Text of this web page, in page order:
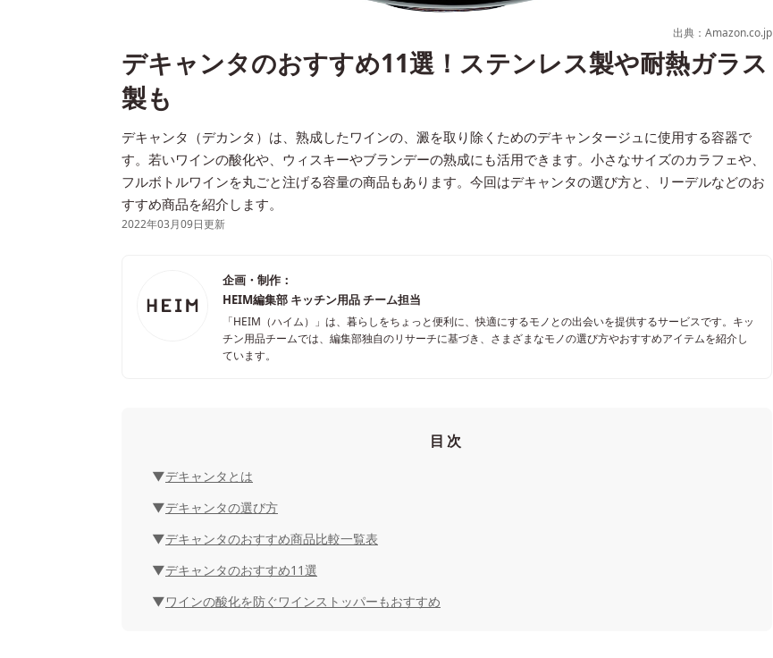
出典：Amazon.co.jp
デキャンタのおすすめ11選！ステンレス製や耐熱ガラス
製も
デキャンタ（デカンタ）は、熟成したワインの、澱を取り除くためのデキャンタージュに使用する容器で
す。若いワインの酸化や、ウィスキーやブランデーの熟成にも活用できます。小さなサイズのカラフェや、
フルボトルワインを丸ごと注げる容量の商品もあります。今回はデキャンタの選び方と、リーデルなどのお
すすめ商品を紹介します。
2022年03月09日更新
企画・制作：
HEIM編集部 キッチン用品 チーム担当
「HEIM（ハイム）」は、暮らしをちょっと便利に、快適にするモノとの出会いを提供するサービスです。キッ
チン用品チームでは、編集部独自のリサーチに基づき、さまざまなモノの選び方やおすすめアイテムを紹介し
ています。
目次
デキャンタとは
デキャンタの選び方
デキャンタのおすすめ商品比較一覧表
デキャンタのおすすめ11選
ワインの酸化を防ぐワインストッパーもおすすめ